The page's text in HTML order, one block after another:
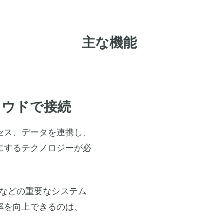
主な機能
ドで接続
、データを連携し、
するテクノロジーが必
どの重要なシステム
向上できるのは、